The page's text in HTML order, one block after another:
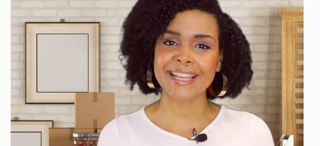
SHOWS
TEAM
EVENTS
CORONAVIRUS